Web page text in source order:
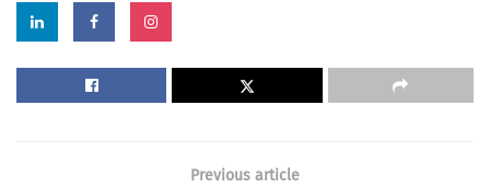
Previous article